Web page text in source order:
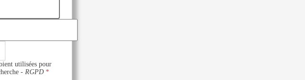
utilisées pour
-RGPD